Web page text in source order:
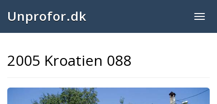
Unprofor.dk
2005 Kroatien 088
Previous